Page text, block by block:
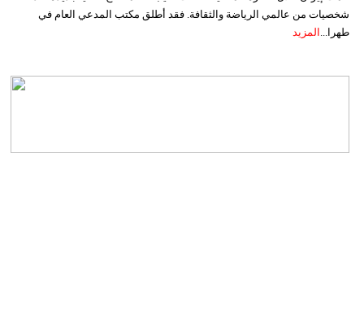
شخصيات من عالمي الرياضة والثقافة. فقد أطلق مكتب المدعي العام في
طهرا... المزيد